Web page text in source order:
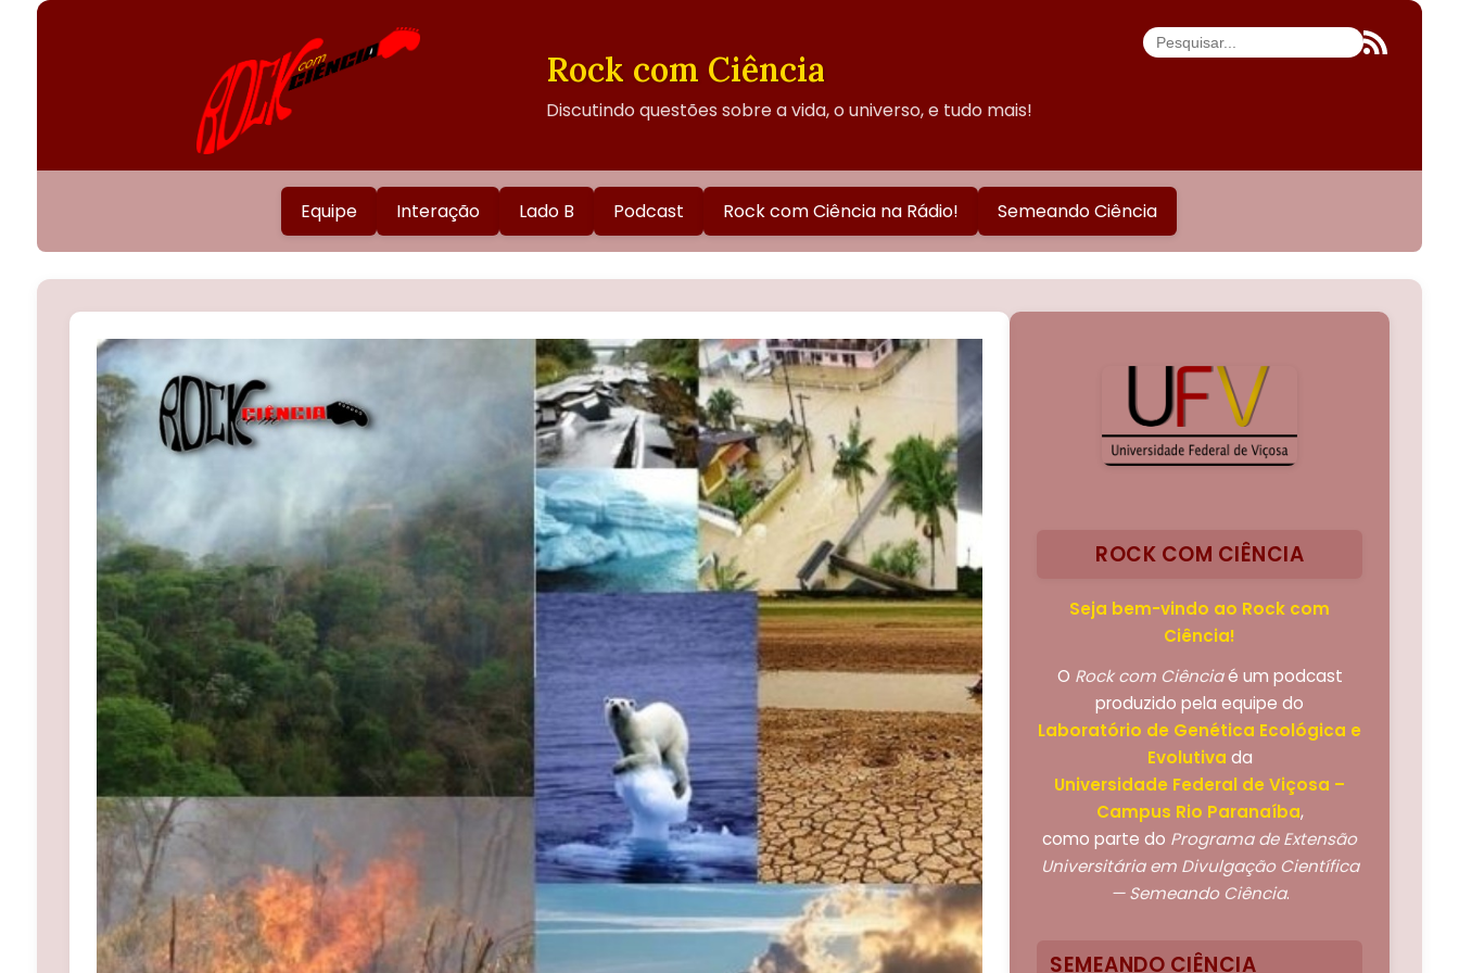
Rock com Ciência
Discutindo questões sobre a vida, o universo, e tudo mais!
Equipe Interação Lado B Podcast Rock com Ciência na Rádio! Semeando Ciência
ROCK COM CIÊNCIA
Seja bem-vindo ao Rock com
Ciência!
O Rock com Ciênciaé um podcast
produzido pela equipe do
Laboratório de Genética Ecológica e
Evolutiva da
Universidade Federal de Viçosa –
Campus Rio Paranaíba,
como parte do Programa de Extensão
Universitária em Divulgação Científica
— Semeando Ciência.
SEMEANDO CIÊNCIA